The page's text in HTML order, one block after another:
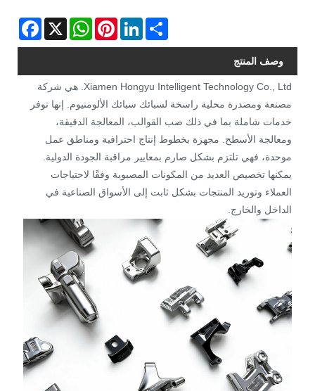
X
WhatsAppPinterestLinkedInShare
وصف المنتج
Xiamen Hongyu Intelligent Technology Co., Ltd. هي شركة
مصنعة ومصدرة محلية راسخة لسبائك سبائك الألومنيوم. إنها توفر
خدمات شاملة بما في ذلك صب القوالب، المعالجة الدقيقة،
ومعالجة الأسطح. مجهزة بخطوط إنتاج احترافية ومناطق عمل
موحدة، فهي تلتزم بشكل صارم بمعايير مراقبة الجودة الدولية.
يمكنها تخصيص العديد من المكونات المصبوبة وفقًا لاحتياجات
العملاء وتوريد المنتجات بشكل ثابت إلى الأسواق الصناعية في
الداخل والخارج.